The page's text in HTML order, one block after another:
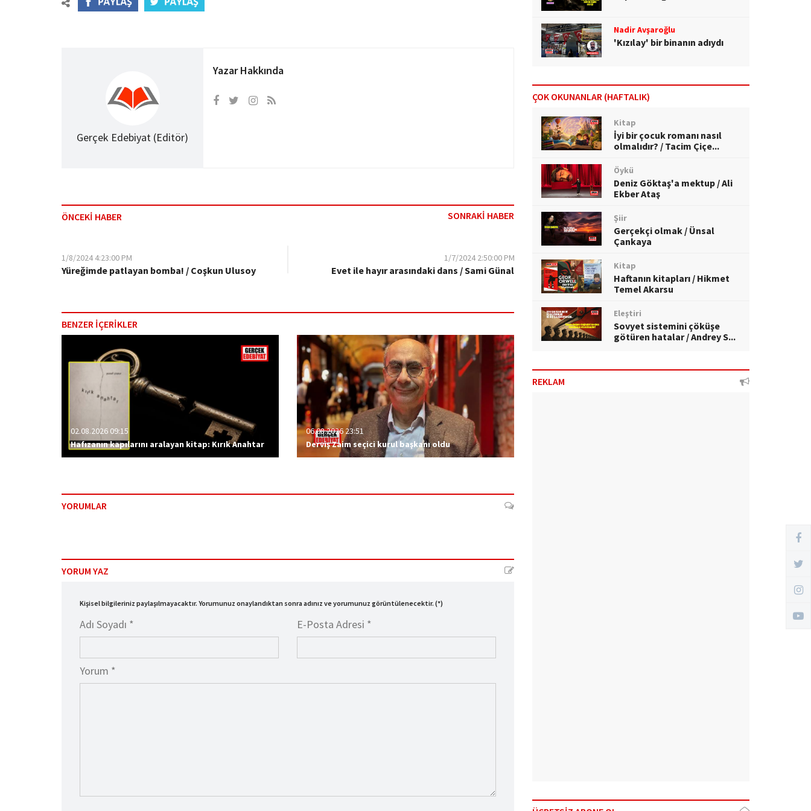
Gerçek Edebiyat (Editör)
Yazar Hakkında
ÖNCEKİ HABER SONRAKİ HABER
1/8/2024 4:23:00 PM
Yüreğimde patlayan bomba! / Coşkun Ulusoy
1/7/2024 2:50:00 PM
Evet ile hayır arasındaki dans / Sami Günal
BENZER İÇERİKLER
02.08.2026 09:15
Hafızanın kapılarını aralayan kitap: Kırık Anahtar
06.08.2026 23:51
Derviş Zaim seçici kurul başkanı oldu
YORUMLAR
YORUM YAZ
Kişisel bilgileriniz paylaşılmayacaktır. Yorumunuz onaylandıktan sonra adınız ve yorumunuz görüntülenecektir. (*)
Adı Soyadı * E-Posta Adresi *
Yorum *
Nadir Avşaroğlu
'Kızılay' bir binanın adıydı
ÇOK OKUNANLAR (HAFTALIK)
Kitap
İyi bir çocuk romanı nasıl
olmalıdır? / Tacim Çiçe...
Öykü
Deniz Göktaş'a mektup / Ali
Ekber Ataş
Şiir
Gerçekçi olmak / Ünsal
Çankaya
Kitap
Haftanın kitapları / Hikmet
Temel Akarsu
Eleştiri
Sovyet sistemini çöküşe
götüren hatalar / Andrey S...
REKLAM